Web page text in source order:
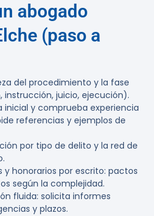
abogado
(paso a
del procedimiento y la fase
juicio, ejecución).
inicial y comprueba experiencia
referencias y ejemplos de
por tipo de delito y la red de
y honorarios por escrito: pactos
según la complejidad.
fluida: solicita informes
y plazos.